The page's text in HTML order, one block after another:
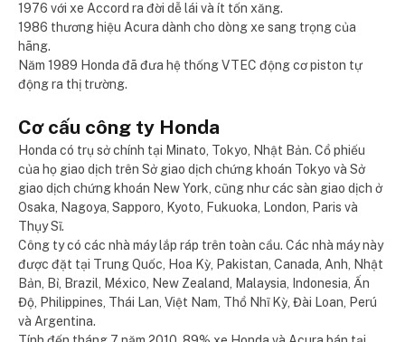
1976 với xe Accord ra đời dễ lái và ít tốn xăng.
1986 thương hiệu Acura dành cho dòng xe sang trọng của
hãng.
Năm 1989 Honda đã đưa hệ thống VTEC động cơ piston tự
động ra thị trường.
Cơ cấu công ty Honda
Honda có trụ sở chính tại Minato, Tokyo, Nhật Bản. Cổ phiếu
của họ giao dịch trên Sở giao dịch chứng khoán Tokyo và Sở
giao dịch chứng khoán New York, cũng như các sàn giao dịch ở
Osaka, Nagoya, Sapporo, Kyoto, Fukuoka, London, Paris và
Thụy Sĩ.
Công ty có các nhà máy lắp ráp trên toàn cầu. Các nhà máy này
được đặt tại Trung Quốc, Hoa Kỳ, Pakistan, Canada, Anh, Nhật
Bản, Bỉ, Brazil, México, New Zealand, Malaysia, Indonesia, Ấn
Độ, Philippines, Thái Lan, Việt Nam, Thổ Nhĩ Kỳ, Đài Loan, Perú
và Argentina.